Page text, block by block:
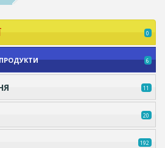
0
6
11
20
192